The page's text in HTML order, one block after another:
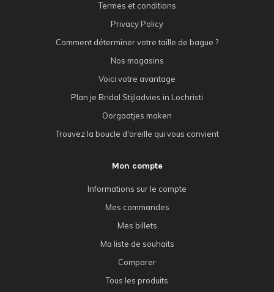
Termes et conditions
Privacy Policy
Comment déterminer votre taille de bague ?
Nos magasins
Voici votre avantage
Plan je Bridal Stijladvies in Lochristi
Oorgaatjes maken
Trouvez la boucle d'oreille qui vous convient
Mon compte
Informations sur le compte
Mes commandes
Mes billets
Ma liste de souhaits
Comparer
Tous les produits